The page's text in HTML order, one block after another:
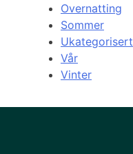
Overnatting
Sommer
Ukategorisert
Vår
Vinter